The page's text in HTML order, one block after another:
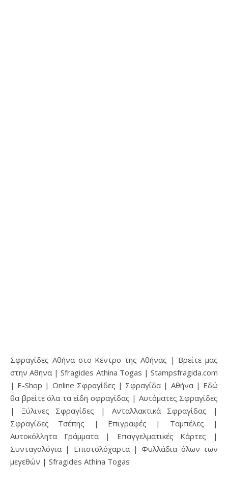
Σφραγίδες Αθήνα στο Κέντρο της Αθήνας | Βρείτε μας
στην Αθήνα | Sfragides Athina Togas | Stampsfragida.com
| E-Shop | Online Σφραγίδες | Σφραγίδα | Αθήνα | Εδώ
θα βρείτε όλα τα είδη σφραγίδας | Αυτόματες Σφραγίδες
| Ξύλινες Σφραγίδες | Ανταλλακτικά Σφραγίδας |
Σφραγίδες Τσέπης | Επιγραφές | Ταμπέλες |
Αυτοκόλλητα Γράμματα | Επαγγελματικές Κάρτες |
Συνταγολόγια | Επιστολόχαρτα | Φυλλάδια όλων των
μεγεθών | Sfragides Athina Togas